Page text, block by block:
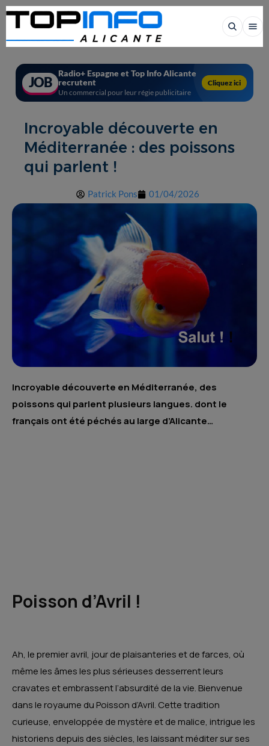
JOB
Radio+ Espagne et Top Info Alicante
recrutent
Un commercial pour leur régie publicitaire
Cliquez ici
Incroyable découverte en
Méditerranée : des poissons
qui parlent !
Patrick Pons 01/04/2026
Incroyable découverte en Méditerranée, des
poissons qui parlent plusieurs langues. dont le
français ont été péchés au large d’Alicante…
Poisson d’Avril !
Ah, le premier avril, jour de plaisanteries et de farces, où
même les âmes les plus sérieuses desserrent leurs
cravates et embrassent l’absurdité de la vie. Bienvenue
dans le royaume du Poisson d’Avril. Cette tradition
curieuse, enveloppée de mystère et de malice, intrigue les
historiens depuis des siècles, les laissant méditer sur ses